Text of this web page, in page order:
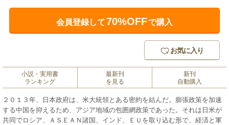
会員登録して70%OFFで購入
お気に入り
小説・実用書
ランキング
最新刊
を見る
新刊
自動購入
２０１３年、日本政府は、米大統領とある密約を結んだ。膨張政策を加速
する中国を抑えるため、アジア地域の包囲網政策であった。それは日米が
共同でロシア、ＡＳＥＡＮ諸国、インド、ＥＵを取り込む形で、経済と軍